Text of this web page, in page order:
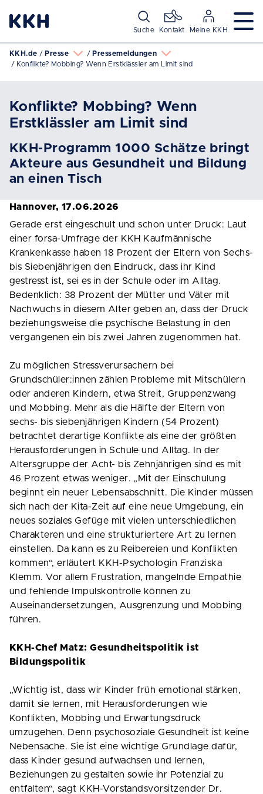
Suche Kontakt Meine KKH
KKH.de Presse
Pressemeldungen
Konflikte? Mobbing? Wenn Erstklässler am Limit sind
Konflikte? Mobbing? Wenn
Erstklässler am Limit sind
KKH-Programm 1000 Schätze bringt
Akteure aus Gesundheit und Bildung
an einen Tisch
Hannover, 17.06.2026
Gerade erst eingeschult und schon unter Druck: Laut
einer forsa-Umfrage der KKH Kaufmännische
Krankenkasse haben 18 Prozent der Eltern von Sechs-
bis Siebenjährigen den Eindruck, dass ihr Kind
gestresst ist, sei es in der Schule oder im Alltag.
Bedenklich: 38 Prozent der Mütter und Väter mit
Nachwuchs in diesem Alter geben an, dass der Druck
beziehungsweise die psychische Belastung in den
vergangenen ein bis zwei Jahren zugenommen hat.
Zu möglichen Stressverursachern bei
Grundschüler:innen zählen Probleme mit Mitschülern
oder anderen Kindern, etwa Streit, Gruppenzwang
und Mobbing. Mehr als die Hälfte der Eltern von
sechs- bis siebenjährigen Kindern (54 Prozent)
betrachtet derartige Konflikte als eine der größten
Herausforderungen in Schule und Alltag. In der
Altersgruppe der Acht- bis Zehnjährigen sind es mit
46 Prozent etwas weniger. „Mit der Einschulung
beginnt ein neuer Lebensabschnitt. Die Kinder müssen
sich nach der Kita-Zeit auf eine neue Umgebung, ein
neues soziales Gefüge mit vielen unterschiedlichen
Charakteren und eine strukturiertere Art zu lernen
einstellen. Da kann es zu Reibereien und Konflikten
kommen“, erläutert KKH-Psychologin Franziska
Klemm. Vor allem Frustration, mangelnde Empathie
und fehlende Impulskontrolle können zu
Auseinandersetzungen, Ausgrenzung und Mobbing
führen.
KKH-Chef Matz: Gesundheitspolitik ist
Bildungspolitik
„Wichtig ist, dass wir Kinder früh emotional stärken,
damit sie lernen, mit Herausforderungen wie
Konflikten, Mobbing und Erwartungsdruck
umzugehen. Denn psychosoziale Gesundheit ist keine
Nebensache. Sie ist eine wichtige Grundlage dafür,
dass Kinder gesund aufwachsen und lernen,
Beziehungen zu gestalten sowie ihr Potenzial zu
entfalten“, sagt KKH-Vorstandsvorsitzender Dr.